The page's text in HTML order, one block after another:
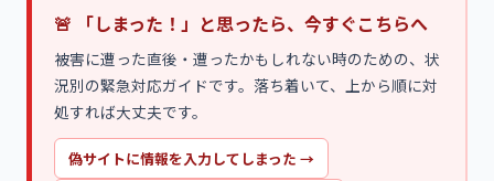
🚨 「しまった！」と思ったら、今すぐこちらへ
被害に遭った直後・遭ったかもしれない時のための、状
況別の緊急対応ガイドです。落ち着いて、上から順に対
処すれば大丈夫です。
偽サイトに情報を入力してしまった →